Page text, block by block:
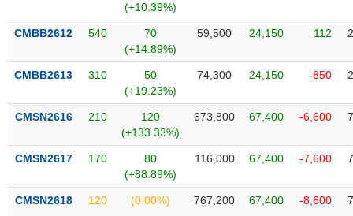
(+10.39%)
CMBB2612 540
70
(+14.89%)
59,500 24,150 112
CMBB2613 310
50
(+19.23%)
74,300 24,150 -850
CMSN2616 210
120
(+133.33%)
673,800 67,400 -6,600
CMSN2617 170
80
(+88.89%)
116,000 67,400 -7,600
CMSN2618 120 (0.00%) 767,200 67,400 -8,600
TIỆN
ÍCH
BẤT
SẢN
Mã
chứng